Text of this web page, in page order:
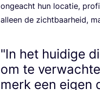
onge­acht hun loca­tie,
alleen de zicht­baar­heid,
"In het huidige
om te
merk een eigen